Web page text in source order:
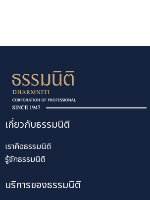
เกี่ยวกับธรรมนิติ
เราคือธรรมนิติ
รู้จักธรรมนิติ
บริการของธรรมนิติ